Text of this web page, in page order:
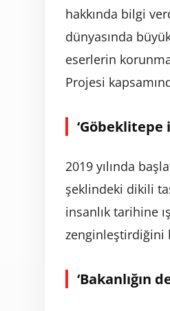
hakkında bilgi
dünyasında
eserlerin
Projesi
‘Göbeklitepe
2019 yılında
şeklindeki dikili
insanlık tarihine
zenginleştirdiğini
‘Bakanlığın